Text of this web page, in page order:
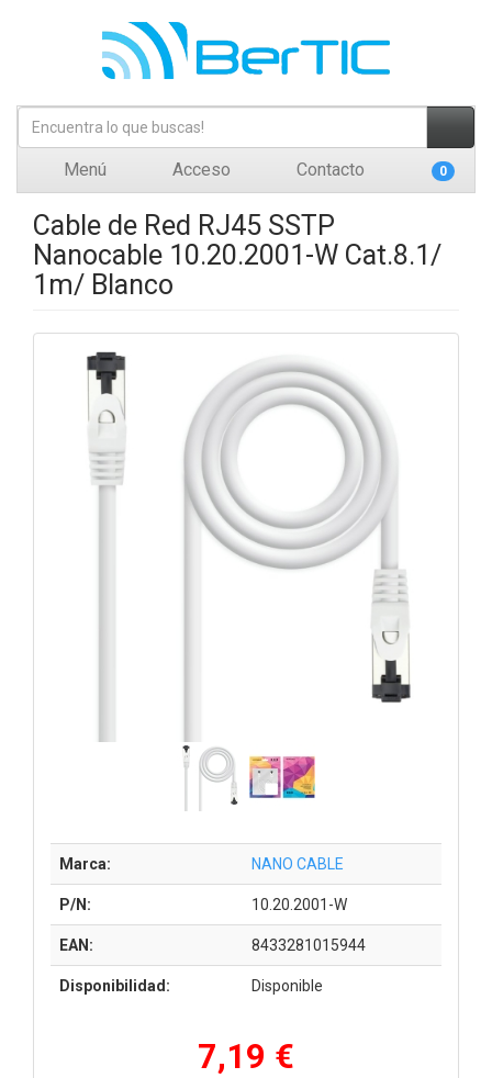
Menú Acceso Contacto 0
Cable de Red RJ45 SSTP
Nanocable 10.20.2001-W Cat.8.1/
1m/ Blanco
Marca: NANO CABLE
P/N: 10.20.2001-W
EAN: 8433281015944
Disponibilidad: Disponible
7,19 €